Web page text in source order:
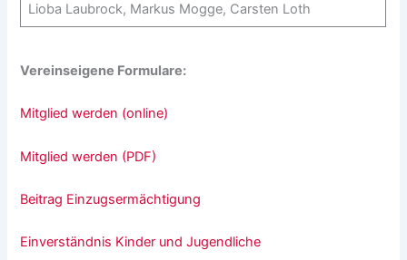
Lioba Laubrock, Markus Mogge, Carsten Loth
Vereinseigene Formulare:
Mitglied werden (online)
Mitglied werden (PDF)
Beitrag Einzugsermächtigung
Einverständnis Kinder und Jugendliche